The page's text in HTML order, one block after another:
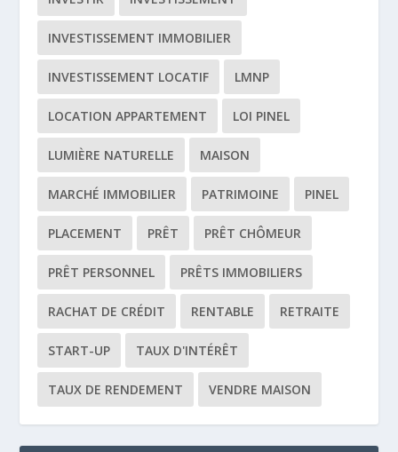
INVESTISSEMENT IMMOBILIER
INVESTISSEMENT LOCATIF LMNP
LOCATION APPARTEMENT LOI PINEL
LUMIÈRE NATURELLE MAISON
MARCHÉ IMMOBILIER PATRIMOINE PINEL
PLACEMENT PRÊT PRÊT CHÔMEUR
PRÊT PERSONNEL PRÊTS IMMOBILIERS
RACHAT DE CRÉDIT RENTABLE RETRAITE
START-UP TAUX D'INTÉRÊT
TAUX DE RENDEMENT VENDRE MAISON